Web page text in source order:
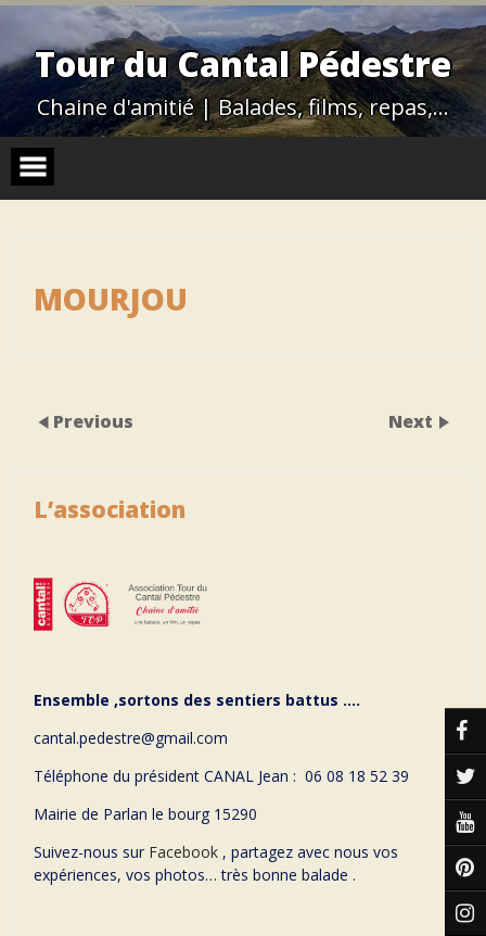
Skip
contentTour du Cantal Pédestre
Chaine d'amitié | Balades, films, repas,…
MOURJOU
Previous Next
L’association
Ensemble ,sortons des sentiers battus ….
cantal.pedestre@gmail.com
Téléphone du président CANAL Jean : 06 08 18 52 39
Mairie de Parlan le bourg 15290
Suivez-nous sur Facebook , partagez avec nous vos
expériences, vos photos… très bonne balade .